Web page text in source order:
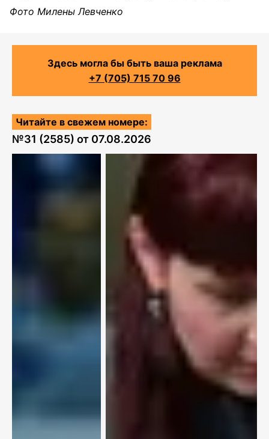
Фото Милены Левченко
Здесь могла бы быть ваша реклама
+7 (705) 715 70 96
Читайте в свежем номере:
№31 (2585) от 07.08.2026